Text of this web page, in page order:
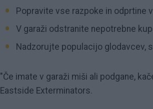
Popravite vse razpoke in odprtine
V garaži odstranite nepotrebne
Nadzorujte populacijo glodavcev,
"Če imate v garaži miši ali podgane,
Eastside Exterminators.